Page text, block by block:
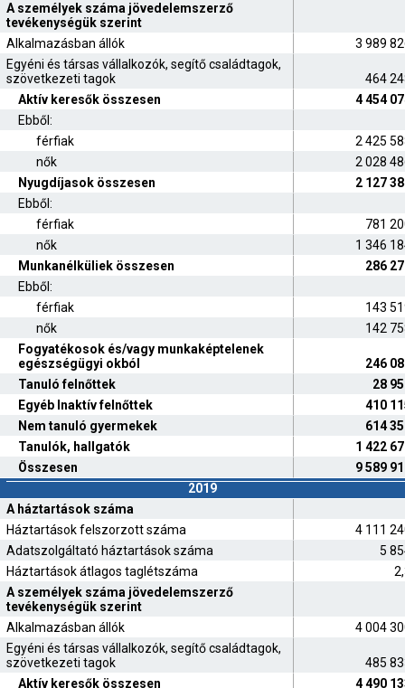
A személyek száma jövedelemszerző
tevékenységük szerint
Alkalmazásban állók
3 989
Egyéni és társas vállalkozók, segítő családtagok,
szövetkezeti tagok
464
Aktív keresők összesen
4 454
Ebből:
férfiak
2 425
nők
2 028
Nyugdíjasok összesen
2 127
Ebből:
férfiak
781
nők
1 346
Munkanélküliek összesen
286
Ebből:
férfiak
143
nők
142
Fogyatékosok és/vagy munkaképtelenek
egészségügyi okból
246
Tanuló felnőttek
28
Egyéb Inaktív felnőttek
410
Nem tanuló gyermekek
614
Tanulók, hallgatók
1 422
Összesen
9 589
2019
A háztartások száma
Háztartások felszorzott száma
4 111
Adatszolgáltató háztartások száma
5
Háztartások átlagos taglétszáma
A személyek száma jövedelemszerző
tevékenységük szerint
Alkalmazásban állók
4 004
Egyéni és társas vállalkozók, segítő családtagok,
szövetkezeti tagok
485
Aktív keresők összesen
4 490